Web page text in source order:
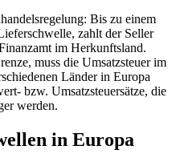
Bis zu einem
zahlt der Seller
im Herkunftsland.
muss die Umsatzsteuer im
Länder in Europa
bzw. Umsatzsteuersätze, die
werden.
in Europa